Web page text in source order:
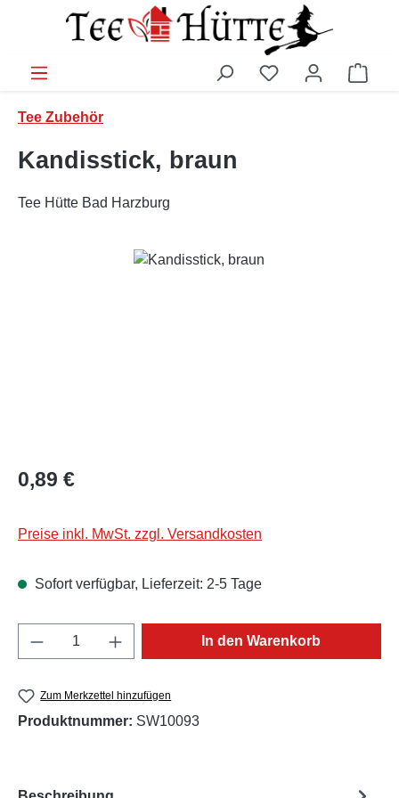
Zum Hauptinhalt springen
Tee Zubehör
Kandisstick, braun
Tee Hütte Bad Harzburg
Bildergalerie überspringen
Regulärer Preis:
0,89 €
Preise inkl. MwSt. zzgl. Versandkosten
Sofort verfügbar, Lieferzeit: 2-5 Tage
Produkt Anzahl: Gib den gewünschten
In den Warenkorb
Zum Merkzettel hinzufügen
Produktnummer: SW10093